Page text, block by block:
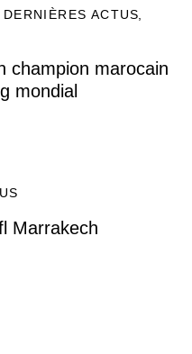
DERNIÈRES ACTUS
champion marocain
mondial
Marrakech